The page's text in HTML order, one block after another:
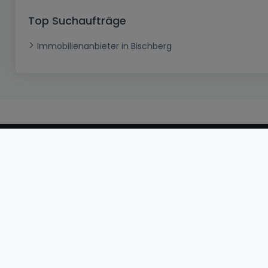
Top Suchaufträge
Immobilienanbieter in Bischberg